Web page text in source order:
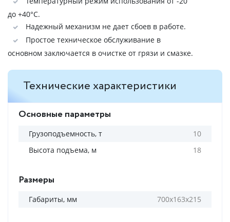
до +40°C.
Надежный механизм не дает сбоев в работе.
Простое техническое обслуживание в
основном заключается в очистке от грязи и смазке.
Технические характеристики
Основные параметры
Грузоподъемность, т
10
Высота подъема, м
18
Размеры
Габариты, мм 700х163х215